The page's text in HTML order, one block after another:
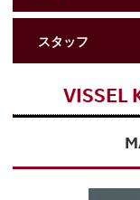
スタッフ
VISSEL